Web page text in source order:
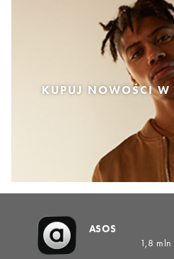
KUPUJ NOWOŚCI W
ASOS
1,8 mln